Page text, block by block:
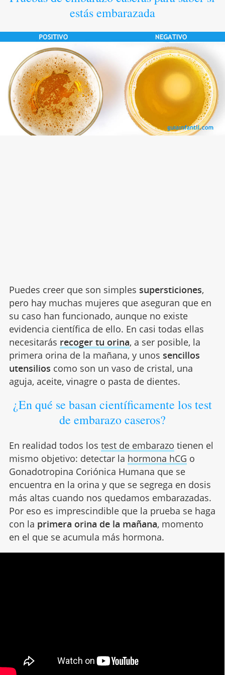
estás embarazada
Puedes creer que son simples supersticiones,
pero hay muchas mujeres que aseguran que en
su caso han funcionado, aunque no existe
evidencia científica de ello. En casi todas ellas
necesitarás recoger tu orina, a ser posible, la
primera orina de la mañana, y unos sencillos
utensilios como son un vaso de cristal, una
aguja, aceite, vinagre o pasta de dientes.
¿En qué se basan científicamente los test
de embarazo caseros?
En realidad todos los test de embarazo tienen el
mismo objetivo: detectar la hormona hCG o
Gonadotropina Coriónica Humana que se
encuentra en la orina y que se segrega en dosis
más altas cuando nos quedamos embarazadas.
Por eso es imprescindible que la prueba se haga
con la primera orina de la mañana, momento
en el que se acumula más hormona.